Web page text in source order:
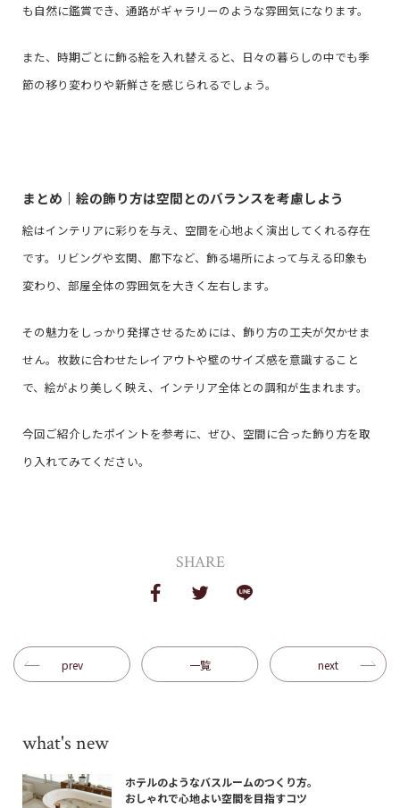
も自然に鑑賞でき、通路がギャラリーのような雰囲気になります。
また、時期ごとに飾る絵を入れ替えると、日々の暮らしの中でも季
節の移り変わりや新鮮さを感じられるでしょう。
まとめ｜絵の飾り方は空間とのバランスを考慮しよう
絵はインテリアに彩りを与え、空間を心地よく演出してくれる存在
です。リビングや玄関、廊下など、飾る場所によって与える印象も
変わり、部屋全体の雰囲気を大きく左右します。
その魅力をしっかり発揮させるためには、飾り方の工夫が欠かせま
せん。枚数に合わせたレイアウトや壁のサイズ感を意識すること
で、絵がより美しく映え、インテリア全体との調和が生まれます。
今回ご紹介したポイントを参考に、ぜひ、空間に合った飾り方を取
り入れてみてください。
SHARE
prev next
一覧
what's new
ホテルのようなバスルームのつくり方。
おしゃれで心地よい空間を目指すコツ